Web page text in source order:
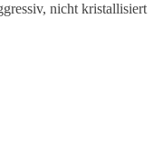
nicht kristallisiert